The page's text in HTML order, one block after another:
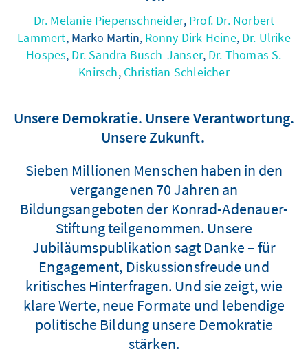
Dr. Melanie Piepenschneider, Prof. Dr. Norbert
Lammert, Marko Martin, Ronny Dirk Heine, Dr. Ulrike
Hospes, Dr. Sandra Busch-Janser, Dr. Thomas S.
Knirsch, Christian Schleicher
Unsere Demokratie. Unsere Verantwortung.
Unsere Zukunft.
Sieben Millionen Menschen haben in den
vergangenen 70 Jahren an
Bildungsangeboten der Konrad-Adenauer-
Stiftung teilgenommen. Unsere
Jubiläumspublikation sagt Danke – für
Engagement, Diskussionsfreude und
kritisches Hinterfragen. Und sie zeigt, wie
klare Werte, neue Formate und lebendige
politische Bildung unsere Demokratie
stärken.